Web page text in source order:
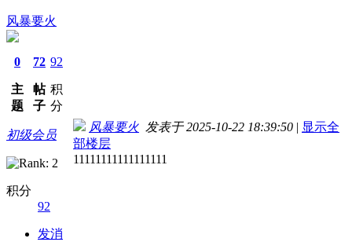
风暴要火
0
主
题
72
帖
子
92
积
分
初级会员
积分
92
发消
风暴要火 发表于 2025-10-22 18:39:50 | 显示全
部楼层
11111111111111111